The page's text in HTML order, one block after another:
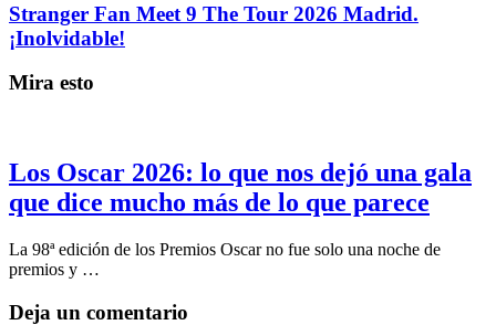
Stranger Fan Meet 9 The Tour 2026 Madrid.
¡Inolvidable!
Mira esto
Los Oscar 2026: lo que nos dejó una gala
que dice mucho más de lo que parece
La 98ª edición de los Premios Oscar no fue solo una noche de
premios y …
Deja un comentario